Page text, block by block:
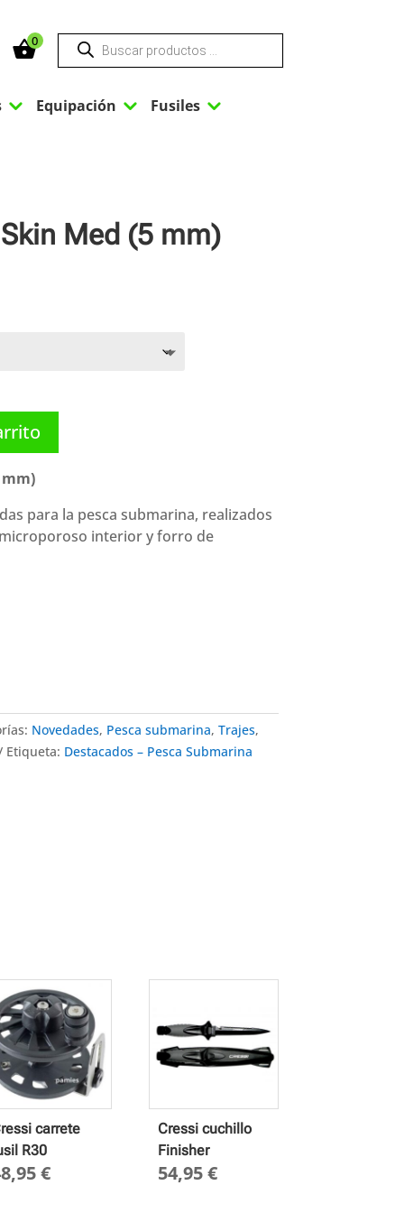
0 Búsqueda
productos
3 Equipación 3 Fusiles 3
Med (5 mm)
mm)
para la pesca submarina, realizados
interior y forro de
Novedades, Pesca submarina, Trajes,
Etiqueta: Destacados – Pesca Submarina
carrete
R30
€
Cressi cuchillo
Finisher
54,95€